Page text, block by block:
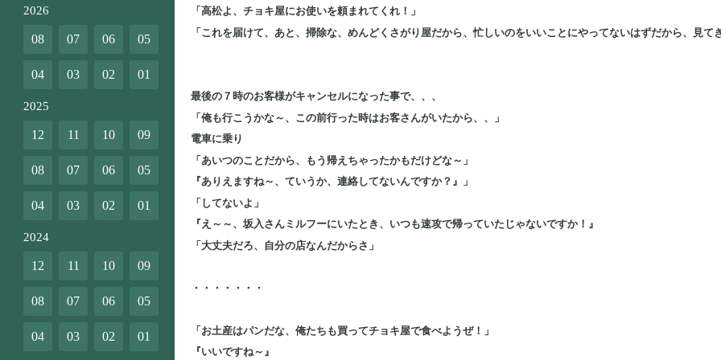
「高松よ、チョキ屋にお使いを頼まれてくれ！」
「これを届けて、あと、掃除な、めんどくさがり屋だから、忙しいのをいいことにやってないはずだから、見て
最後の７時のお客様がキャンセルになった事で、、、
「俺も行こうかな～、この前行った時はお客さんがいたから、、」
電車に乗り
「あいつのことだから、もう帰えちゃったかもだけどな～」
『ありえますね～、ていうか、連絡してないんですか？』」
「してないよ」
『え～～、坂入さんミルフーにいたとき、いつも速攻で帰っていたじゃないですか！』
「大丈夫だろ、自分の店なんだからさ」
・・・・・・・
「お土産はパンだな、俺たちも買ってチョキ屋で食べようぜ！」
『いいですね～』
2026
08 07 06 05
04 03 02 01
2025
12 11 10 09
08 07 06 05
04 03 02 01
2024
12 11 10 09
08 07 06 05
04 03 02 01